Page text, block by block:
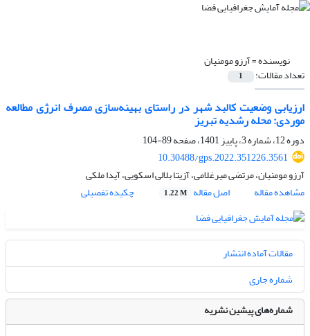
نویسنده =آرزو مومنیان
تعداد مقالات: 1
ارزیابی وضعیت کالبد شهر در راستای بهینه‌سازی مصرف انرژی مطالعه
موردی: محله رشدیه تبریز
دوره 12، شماره 3، پاییز 1401، صفحه
89-104
10.30488/gps.2022.351226.3561
آرزو مومنیان، مرتضی میرغلامی، آزیتا بلالی اسکویی، آیدا ملکی
مشاهده مقاله
اصل مقاله 1.22 M چکیده تفصیلی
مقالات آماده انتشار
شماره جاری
شماره‌های پیشین نشریه